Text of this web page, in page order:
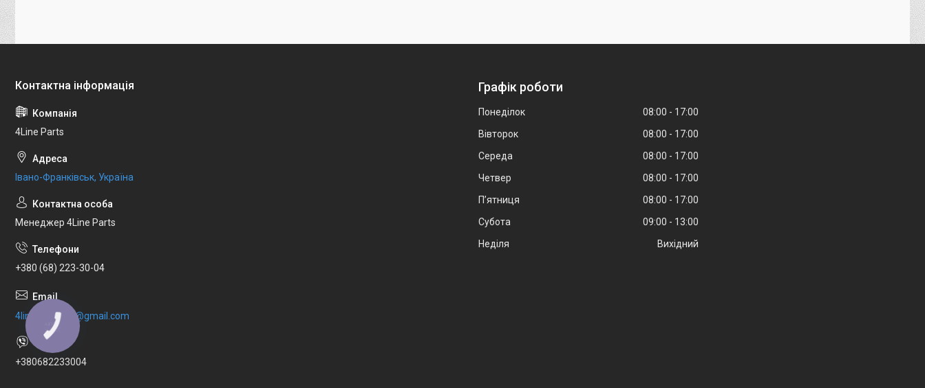
4Line Parts
Івано-Франківськ, Україна
Менеджер 4Line Parts
+380 (68) 223-30-04
4line.office.24@gmail.com
+380682233004
Графік роботи
Понеділок 08:00
17:00
Вівторок
08:00
17:00
Середа
08:00
17:00
Четвер
08:00
17:00
Пʼятниця
08:00
17:00
Субота
09:00
13:00
Неділя
Вихідний
КНОПКА
ЗВ'ЯЗКУ